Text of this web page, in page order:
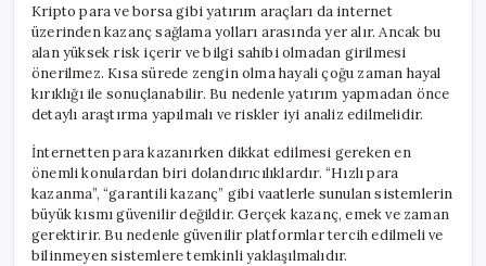
Kripto para ve borsa gibi yatırım araçları da internet
üzerinden kazanç sağlama yolları arasında yer alır. Ancak bu
alan yüksek risk içerir ve bilgi sahibi olmadan girilmesi
önerilmez. Kısa sürede zengin olma hayali çoğu zaman hayal
kırıklığı ile sonuçlanabilir. Bu nedenle yatırım yapmadan önce
detaylı araştırma yapılmalı ve riskler iyi analiz edilmelidir.
İnternetten para kazanırken dikkat edilmesi gereken en
önemli konulardan biri dolandırıcılıklardır. “Hızlı para
kazanma”, “garantili kazanç” gibi vaatlerle sunulan sistemlerin
büyük kısmı güvenilir değildir. Gerçek kazanç, emek ve zaman
gerektirir. Bu nedenle güvenilir platformlar tercih edilmeli ve
bilinmeyen sistemlere temkinli yaklaşılmalıdır.